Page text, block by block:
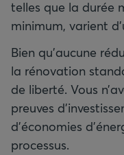
telles que la durée
minimum, varient
Bien qu’aucune
la rénovation
de liberté. Vous
preuves
d’économies
processus.